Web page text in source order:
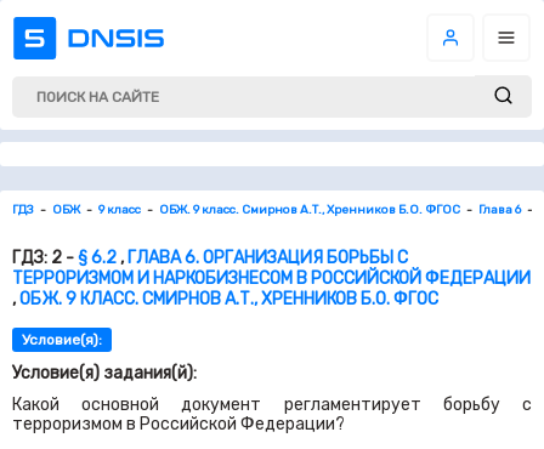
ГДЗ ОБЖ 9 класс ОБЖ. 9 класс. Смирнов А.Т., Хренников Б.О. ФГОС Глава 6
ГДЗ: 2 -§ 6.2, ГЛАВА 6. ОРГАНИЗАЦИЯ БОРЬБЫ С
ТЕРРОРИЗМОМ И НАРКОБИЗНЕСОМ В РОССИЙСКОЙ ФЕДЕРАЦИИ
,ОБЖ. 9 КЛАСС. СМИРНОВ А.Т., ХРЕННИКОВ Б.О. ФГОС
Условие(я):
Условие(я) задания(й):
Какой основной документ регламентирует борьбу с
терроризмом в Российской Федерации?